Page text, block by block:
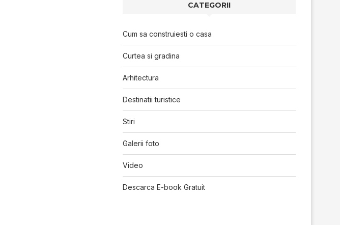
CATEGORII
Cum sa construiesti o casa
Curtea si gradina
Arhitectura
Destinatii turistice
Stiri
Galerii foto
Video
Descarca E-book Gratuit